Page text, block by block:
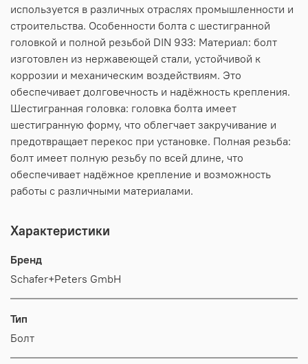
используется в различных отраслях промышленности и
строительства. Особенности болта с шестигранной
головкой и полной резьбой DIN 933: Материал: болт
изготовлен из нержавеющей стали, устойчивой к
коррозии и механическим воздействиям. Это
обеспечивает долговечность и надёжность крепления.
Шестигранная головка: головка болта имеет
шестигранную форму, что облегчает закручивание и
предотвращает перекос при установке. Полная резьба:
болт имеет полную резьбу по всей длине, что
обеспечивает надёжное крепление и возможность
работы с различными материалами.
Характеристики
Бренд
Schafer+Peters GmbH
Тип
Болт